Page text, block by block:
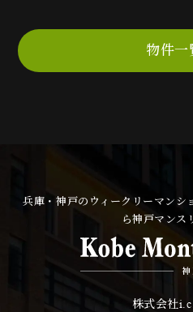
物件一
兵庫・神戸のウィークリーマンシ
ら神戸マンス
株式会社